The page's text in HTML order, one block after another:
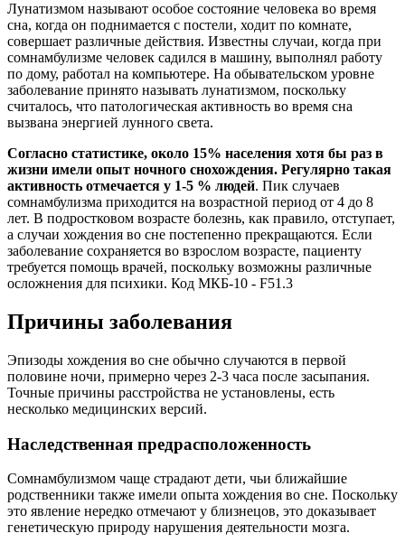
Лунатизмом называют особое состояние человека во время
сна, когда он поднимается с постели, ходит по комнате,
совершает различные действия. Известны случаи, когда при
сомнамбулизме человек садился в машину, выполнял работу
по дому, работал на компьютере. На обывательском уровне
заболевание принято называть лунатизмом, поскольку
считалось, что патологическая активность во время сна
вызвана энергией лунного света.
Согласно статистике, около 15% населения хотя бы раз в
жизни имели опыт ночного снохождения. Регулярно такая
активность отмечается у 1-5 % людей. Пик случаев
сомнамбулизма приходится на возрастной период от 4 до 8
лет. В подростковом возрасте болезнь, как правило, отступает,
а случаи хождения во сне постепенно прекращаются. Если
заболевание сохраняется во взрослом возрасте, пациенту
требуется помощь врачей, поскольку возможны различные
осложнения для психики. Код МКБ-10 - F51.3
Причины заболевания
Эпизоды хождения во сне обычно случаются в первой
половине ночи, примерно через 2-3 часа после засыпания.
Точные причины расстройства не установлены, есть
несколько медицинских версий.
Наследственная предрасположенность
Сомнамбулизмом чаще страдают дети, чьи ближайшие
родственники также имели опыта хождения во сне. Поскольку
это явление нередко отмечают у близнецов, это доказывает
генетическую природу нарушения деятельности мозга.